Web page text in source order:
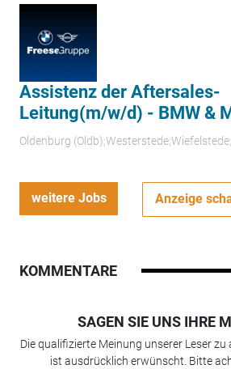
Assistenz der Aftersales-
Leitung(m/w/d) - BMW &
Oldenburg
weitere Jobs Anzeige
KOMMENTARE
SAGEN SIE UNS IHRE
Die qualifizierte Meinung unserer Leser
ist ausdrücklich erwünscht. Bitte